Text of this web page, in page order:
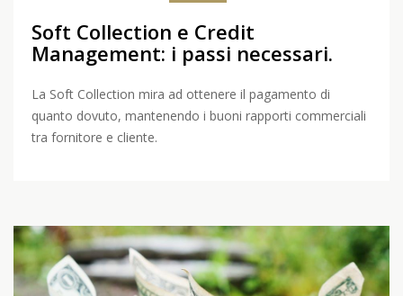
Soft Collection e Credit
Management: i passi necessari.
La Soft Collection mira ad ottenere il pagamento di
quanto dovuto, mantenendo i buoni rapporti commerciali
tra fornitore e cliente.